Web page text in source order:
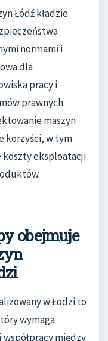
Łódź kładzie
normami i
dla
pracy i
prawnych.
maszyn
korzyści, w tym
koszty eksploatacji
obejmuje
w Łodzi to
wymaga
współpracy między